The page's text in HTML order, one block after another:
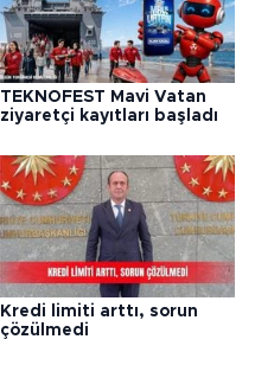
TEKNOFEST Mavi Vatan
ziyaretçi kayıtları başladı
Kredi limiti arttı, sorun
çözülmedi